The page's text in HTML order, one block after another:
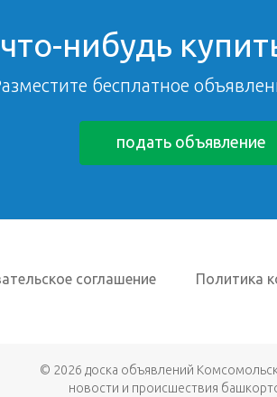
нибудь
бесплатное
подать объявление
соглашение Политика
© 2026 доска объявлений
новости и происшествия